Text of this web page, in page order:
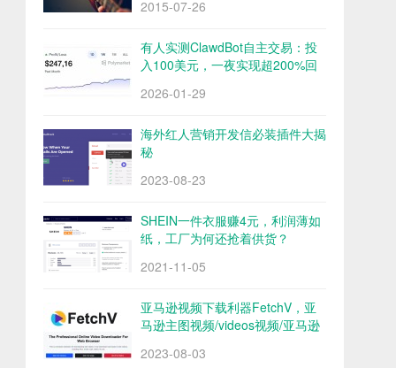
2015-07-26
有人实测ClawdBot自主交易：投
入100美元，一夜实现超200%回
2026-01-29
海外红人营销开发信必装插件大揭
秘
2023-08-23
SHEIN一件衣服赚4元，利润薄如
纸，工厂为何还抢着供货？
2021-11-05
亚马逊视频下载利器FetchV，亚
马逊主图视频/videos视频/亚马逊
2023-08-03